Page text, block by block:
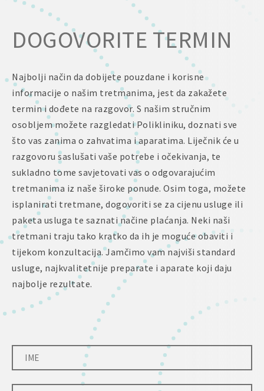
DOGOVORITE TERMIN
Najbolji način da dobijete pouzdane i korisne
informacije o našim tretmanima, jest da zakažete
termin i dođete na razgovor. S našim stručnim
osobljem možete razgledati Polikliniku, doznati sve
što vas zanima o zahvatima i aparatima. Liječnik će u
razgovoru saslušati vaše potrebe i očekivanja, te
sukladno tome savjetovati vas o odgovarajućim
tretmanima iz naše široke ponude. Osim toga, možete
isplanirati tretmane, dogovoriti se za cijenu usluge ili
paketa usluga te saznati načine plaćanja. Neki naši
tretmani traju tako kratko da ih je moguće obaviti i
tijekom konzultacija. Jamčimo vam najviši standard
usluge, najkvalitetnije preparate i aparate koji daju
najbolje rezultate.